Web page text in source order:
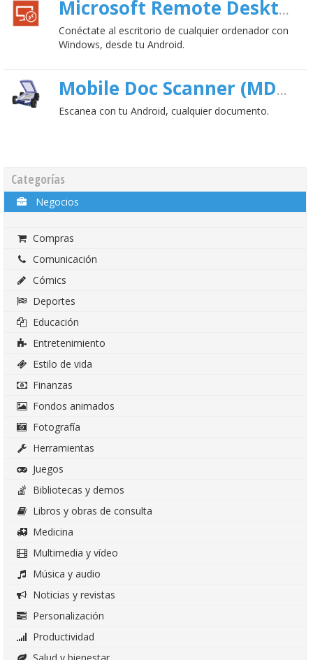
Microsoft Remote Desktop
Conéctate al escritorio de cualquier ordenador con
Windows, desde tu Android.
Mobile Doc Scanner (MDScan)
Escanea con tu Android, cualquier documento.
Categorías
Negocios
Compras
Comunicación
Cómics
Deportes
Educación
Entretenimiento
Estilo de vida
Finanzas
Fondos animados
Fotografía
Herramientas
Juegos
Bibliotecas y demos
Libros y obras de consulta
Medicina
Multimedia y vídeo
Música y audio
Noticias y revistas
Personalización
Productividad